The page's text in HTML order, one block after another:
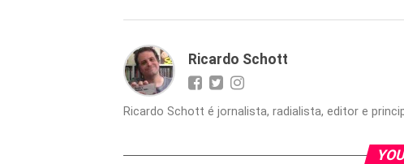
Ricardo Schott
Ricardo Schott é jornalista, radialista, editor e